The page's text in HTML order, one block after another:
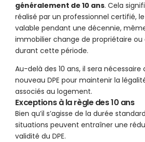
généralement de 10 ans. Cela
réalisé par un professionnel certifié,
valable pendant une décennie,
immobilier change de propriétaire ou
durant cette période.
Au-delà des 10 ans, il sera nécessaire
nouveau DPE pour maintenir la
associés au logement.
Exceptions à la règle des 10 ans
Bien qu’il s’agisse de la durée
situations peuvent entraîner une
validité du DPE.